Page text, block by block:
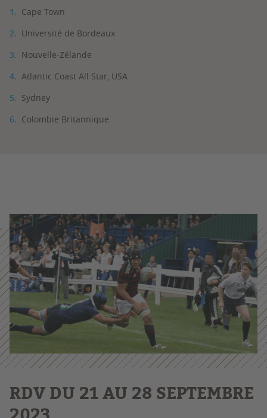
Cape Town
Université de Bordeaux
Nouvelle-Zélande
Atlantic Coast All Star, USA
Sydney
Colombie Britannique
RDV DU 21 AU 28 SEPTEMBRE